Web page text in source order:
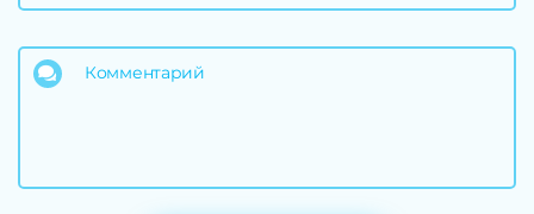
Комментарий